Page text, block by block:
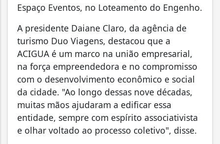
Espaço Eventos, no Loteamento do Engenho.
A presidente Daiane Claro, da agência de
turismo Duo Viagens, destacou que a
ACIGUA é um marco na união empresarial,
na força empreendedora e no compromisso
com o desenvolvimento econômico e social
da cidade. "Ao longo dessas nove décadas,
muitas mãos ajudaram a edificar essa
entidade, sempre com espírito associativista
e olhar voltado ao processo coletivo", disse.